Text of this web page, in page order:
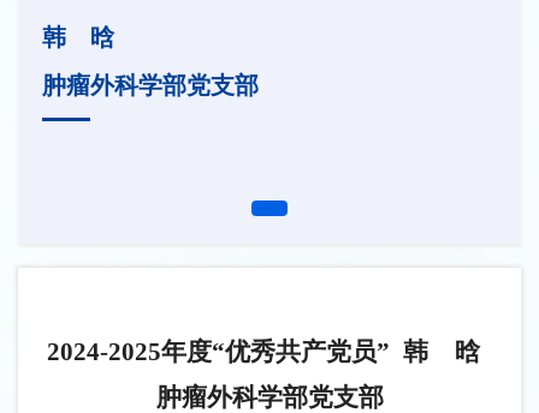
韩 晗
肿瘤外科学部党支部
2024-2025年度“优秀共产党员” 韩 晗
肿瘤外科学部党支部